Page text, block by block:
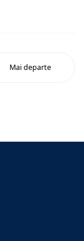
Mai departe